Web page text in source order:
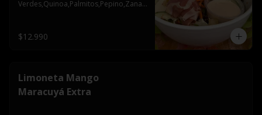
Verdes,Quinoa,Palmitos,Pepino,Zanah
$12.990
Limoneta Mango
Maracuyá Extra